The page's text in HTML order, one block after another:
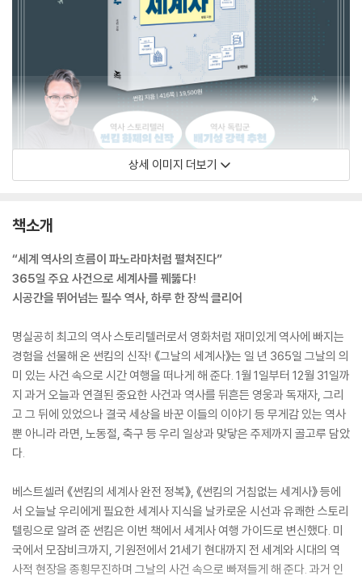
상세 이미지 더보기
책소개
“세계 역사의 흐름이 파노라마처럼 펼쳐진다”
365일 주요 사건으로 세계사를 꿰뚫다!
시공간을 뛰어넘는 필수 역사, 하루 한 장씩 클리어
명실공히 최고의 역사 스토리텔러로서 영화처럼 재미있게 역사에 빠지는
경험을 선물해 온 썬킴의 신작! 《그날의 세계사》는 일 년 365일 그날의 의
미 있는 사건 속으로 시간 여행을 떠나게 해 준다. 1월 1일부터 12월 31일까
지 과거 오늘과 연결된 중요한 사건과 역사를 뒤흔든 영웅과 독재자, 그리
고 그 뒤에 있었으나 결국 세상을 바꾼 이들의 이야기 등 무게감 있는 역사
뿐 아니라 라면, 노동절, 축구 등 우리 일상과 맞닿은 주제까지 골고루 담았
다.
베스트셀러 《썬킴의 세계사 완전 정복》, 《썬킴의 거침없는 세계사》 등에
서 오늘날 우리에게 필요한 세계사 지식을 날카로운 시선과 유쾌한 스토리
텔링으로 알려 준 썬킴은 이번 책에서 세계사 여행 가이드로 변신했다. 미
국에서 모잠비크까지, 기원전에서 21세기 현대까지 전 세계와 시대의 역
사적 현장을 종횡무진하며 그날의 사건 속으로 빠져들게 해 준다. 과거 인